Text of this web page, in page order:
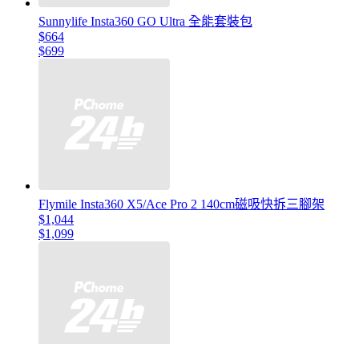
Sunnylife Insta360 GO Ultra 全能套裝包
$664
$699
Flymile Insta360 X5/Ace Pro 2 140cm磁吸快拆三腳架
$1,044
$1,099